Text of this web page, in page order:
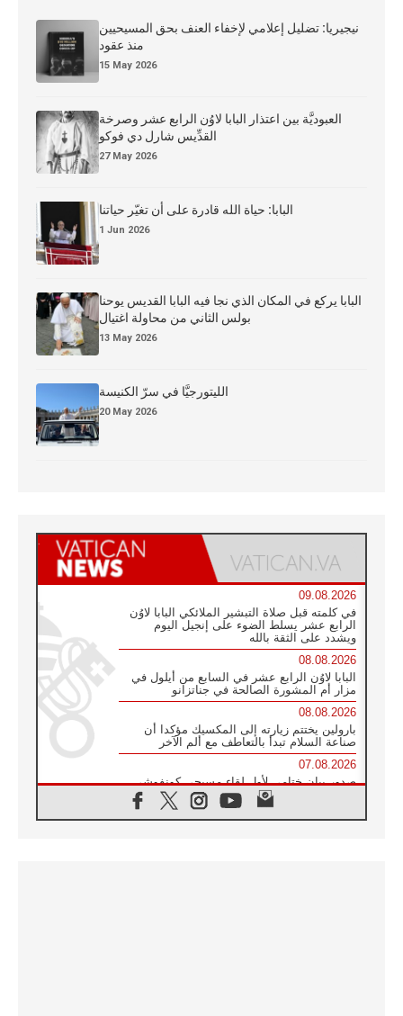
نيجيريا: تضليل إعلامي لإخفاء العنف بحق المسيحيين
منذ عقود
15 May 2026
العبوديَّة بين اعتذار البابا لاوُن الرابع عشر وصرخة
القدِّيس شارل دي فوكو
27 May 2026
البابا: حياة الله قادرة على أن تغيّر حياتنا
1 Jun 2026
البابا يركع في المكان الذي نجا فيه البابا القديس يوحنا
بولس الثاني من محاولة اغتيال
13 May 2026
الليتورجيَّا في سرّ الكنيسة
20 May 2026
09.08.2026
في كلمته قبل صلاة التبشير الملائكي البابا لاوُن
الرابع عشر يسلط الضوء على إنجيل اليوم
ويشدد على الثقة بالله
08.08.2026
البابا لاوُن الرابع عشر في السابع من أيلول في
مزار أم المشورة الصالحة في جناتزانو
08.08.2026
بارولين يختتم زيارته إلى المكسيك مؤكدا أن
صناعة السلام تبدأ بالتعاطف مع ألم الآخر
07.08.2026
صدور بيان ختامي لأول لقاء مسيحي كونفوشي
بمشاركة الدائرة الفاتيكانية للحوار بين الأديان
07.08.2026